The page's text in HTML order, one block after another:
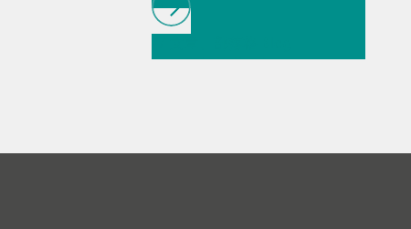
// 文章、部落格 Blog
// 教育與基礎研究//